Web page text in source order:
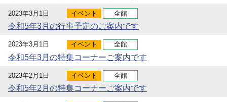
2023年3月1日 イベント 全館
令和5年3月の行事予定のご案内です
2023年3月1日 イベント 全館
令和5年3月の特集コーナーご案内です
2023年2月1日 イベント 全館
令和5年2月の特集コーナーご案内です